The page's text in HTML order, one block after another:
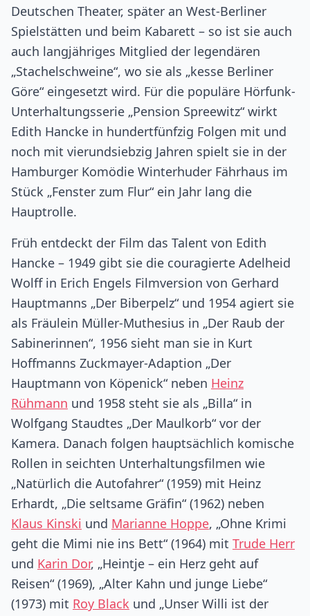
Deutschen Theater, später an West-Berliner
Spielstätten und beim Kabarett – so ist sie auch
auch langjähriges Mitglied der legendären
„Stachelschweine“, wo sie als „kesse Berliner
Göre“ eingesetzt wird. Für die populäre Hörfunk-
Unterhaltungsserie „Pension Spreewitz“ wirkt
Edith Hancke in hundertfünfzig Folgen mit und
noch mit vierundsiebzig Jahren spielt sie in der
Hamburger Komödie Winterhuder Fährhaus im
Stück „Fenster zum Flur“ ein Jahr lang die
Hauptrolle.
Früh entdeckt der Film das Talent von Edith
Hancke – 1949 gibt sie die couragierte Adelheid
Wolff in Erich Engels Filmversion von Gerhard
Hauptmanns „Der Biberpelz“ und 1954 agiert sie
als Fräulein Müller-Muthesius in „Der Raub der
Sabinerinnen“, 1956 sieht man sie in Kurt
Hoffmanns Zuckmayer-Adaption „Der
Hauptmann von Köpenick“ neben Heinz
Rühmann und 1958 steht sie als „Billa“ in
Wolfgang Staudtes „Der Maulkorb“ vor der
Kamera. Danach folgen hauptsächlich komische
Rollen in seichten Unterhaltungsfilmen wie
„Natürlich die Autofahrer“ (1959) mit Heinz
Erhardt, „Die seltsame Gräfin“ (1962) neben
Klaus Kinski und Marianne Hoppe, „Ohne Krimi
geht die Mimi nie ins Bett“ (1964) mit Trude Herr
und Karin Dor, „Heintje – ein Herz geht auf
Reisen“ (1969), „Alter Kahn und junge Liebe“
(1973) mit Roy Black und „Unser Willi ist der